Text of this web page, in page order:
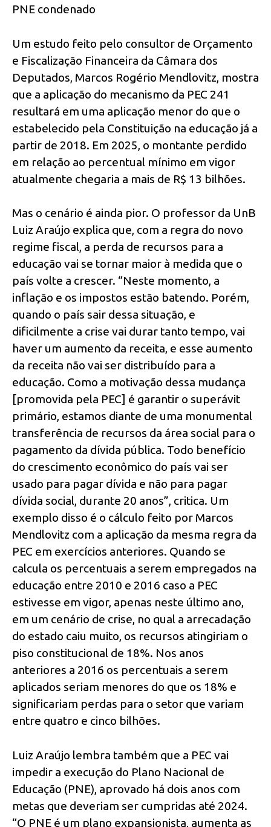
PNE condenado
Um estudo feito pelo consultor de Orçamento
e Fiscalização Financeira da Câmara dos
Deputados, Marcos Rogério Mendlovitz, mostra
que a aplicação do mecanismo da PEC 241
resultará em uma aplicação menor do que o
estabelecido pela Constituição na educação já a
partir de 2018. Em 2025, o montante perdido
em relação ao percentual mínimo em vigor
atualmente chegaria a mais de R$ 13 bilhões.
Mas o cenário é ainda pior. O professor da UnB
Luiz Araújo explica que, com a regra do novo
regime fiscal, a perda de recursos para a
educação vai se tornar maior à medida que o
país volte a crescer. “Neste momento, a
inflação e os impostos estão batendo. Porém,
quando o país sair dessa situação, e
dificilmente a crise vai durar tanto tempo, vai
haver um aumento da receita, e esse aumento
da receita não vai ser distribuído para a
educação. Como a motivação dessa mudança
[promovida pela PEC] é garantir o superávit
primário, estamos diante de uma monumental
transferência de recursos da área social para o
pagamento da dívida pública. Todo benefício
do crescimento econômico do país vai ser
usado para pagar dívida e não para pagar
dívida social, durante 20 anos”, critica. Um
exemplo disso é o cálculo feito por Marcos
Mendlovitz com a aplicação da mesma regra da
PEC em exercícios anteriores. Quando se
calcula os percentuais a serem empregados na
educação entre 2010 e 2016 caso a PEC
estivesse em vigor, apenas neste último ano,
em um cenário de crise, no qual a arrecadação
do estado caiu muito, os recursos atingiriam o
piso constitucional de 18%. Nos anos
anteriores a 2016 os percentuais a serem
aplicados seriam menores do que os 18% e
significariam perdas para o setor que variam
entre quatro e cinco bilhões.
Luiz Araújo lembra também que a PEC vai
impedir a execução do Plano Nacional de
Educação (PNE), aprovado há dois anos com
metas que deveriam ser cumpridas até 2024.
“O PNE é um plano expansionista, aumenta as